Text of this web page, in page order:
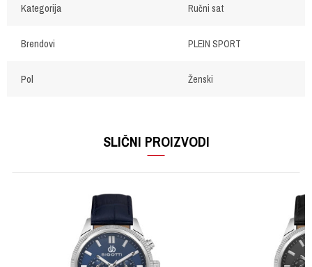
Kategorija Ručni sat
Brendovi PLEIN SPORT
Pol Ženski
SLIČNI PROIZVODI